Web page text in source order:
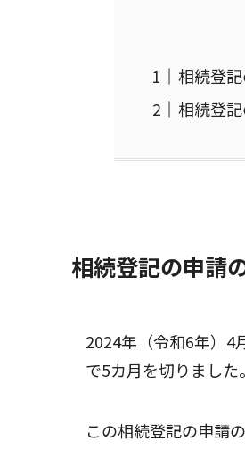
相続登
相続登
相続登記の申請
2024年（令和6年）4
で5カ月を切りました。
この相続登記の申請